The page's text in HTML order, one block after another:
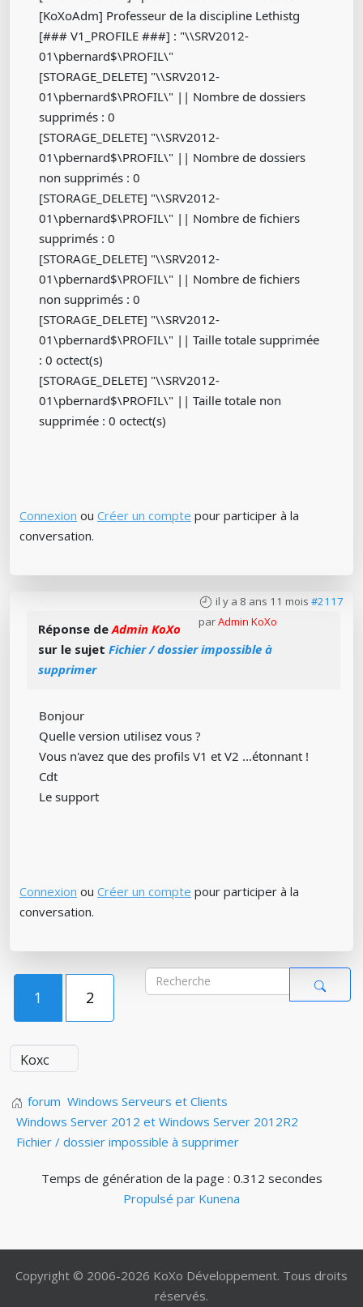
[KoXoAdm] Professeur de la discipline Lethistg
[### V1_PROFILE ###] : "\\SRV2012-
01\pbernard$\PROFIL\"
[STORAGE_DELETE] "\\SRV2012-
01\pbernard$\PROFIL\" || Nombre de dossiers
supprimés : 0
[STORAGE_DELETE] "\\SRV2012-
01\pbernard$\PROFIL\" || Nombre de dossiers
non supprimés : 0
[STORAGE_DELETE] "\\SRV2012-
01\pbernard$\PROFIL\" || Nombre de fichiers
supprimés : 0
[STORAGE_DELETE] "\\SRV2012-
01\pbernard$\PROFIL\" || Nombre de fichiers
non supprimés : 0
[STORAGE_DELETE] "\\SRV2012-
01\pbernard$\PROFIL\" || Taille totale supprimée
: 0 octect(s)
[STORAGE_DELETE] "\\SRV2012-
01\pbernard$\PROFIL\" || Taille totale non
supprimée : 0 octect(s)
Connexion ou Créer un compte pour participer à la
conversation.
il y a 8 ans 11 mois #2117
parAdmin KoXo
Réponse deAdmin KoXo
sur le sujet Fichier / dossier impossible à
supprimer
Bonjour
Quelle version utilisez vous ?
Vous n'avez que des profils V1 et V2 ...étonnant !
Cdt
Le support
Connexion ou Créer un compte pour participer à la
conversation.
1 2
forum Windows Serveurs et Clients
Windows Server 2012 et Windows Server 2012R2
Fichier / dossier impossible à supprimer
Temps de génération de la page : 0.312 secondes
Propulsé par Kunena
Copyright © 2006-2026 KoXo Développement. Tous droits
réservés.